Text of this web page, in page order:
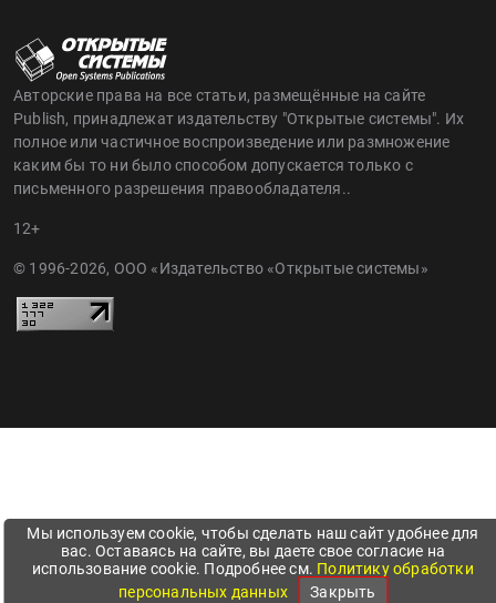
Авторские права на все статьи, размещённые на сайте
Publish, принадлежат издательству "Открытые системы". Их
полное или частичное воспроизведение или размножение
каким бы то ни было способом допускается только с
письменного разрешения правообладателя..
12+
© 1996-2026, ООО «Издательство «Открытые системы»
Мы используем cookie, чтобы сделать наш сайт удобнее для
вас. Оставаясь на сайте, вы даете свое согласие на
использование cookie. Подробнее см. Политику обработки
персональных данных
Закрыть